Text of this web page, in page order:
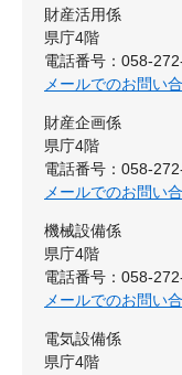
財産活用係
県庁4階
電話番号：058-
メールでのお問い
財産企画係
県庁4階
電話番号：058-
メールでのお問い
機械設備係
県庁4階
電話番号：058-
メールでのお問い
電気設備係
県庁4階